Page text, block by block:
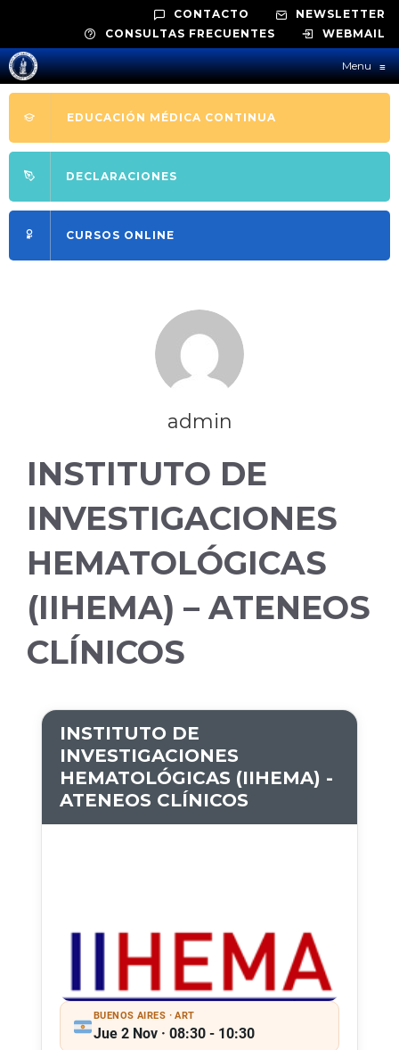
CONTACTO
NEWSLETTER
CONSULTAS FRECUENTES
WEBMAIL
Menu≡
EDUCACIÓN MÉDICA CONTINUA
DECLARACIONES
CURSOS ONLINE
admin
INSTITUTO DE
INVESTIGACIONES
HEMATOLÓGICAS
(IIHEMA) – ATENEOS
CLÍNICOS
INSTITUTO DE
INVESTIGACIONES
HEMATOLÓGICAS (IIHEMA) -
ATENEOS CLÍNICOS
BUENOS AIRES · ART
Jue 2 Nov · 08:30 - 10:30